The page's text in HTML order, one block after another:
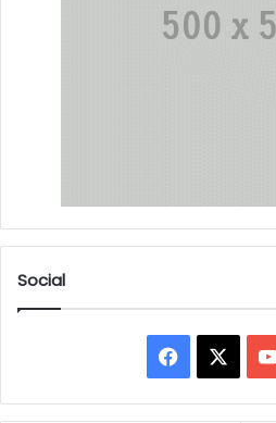
Social
Facebook